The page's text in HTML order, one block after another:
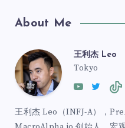
About Me
王利杰 Leo
Tokyo
王利杰 Leo（INFJ-A），